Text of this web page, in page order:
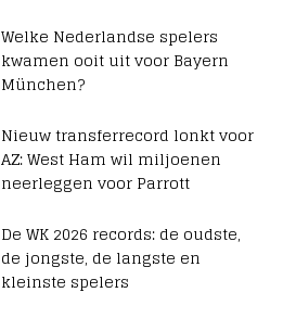
Welke Nederlandse spelers
kwamen ooit uit voor Bayern
München?
Nieuw transferrecord lonkt voor
AZ: West Ham wil miljoenen
neerleggen voor Parrott
De WK 2026 records: de oudste,
de jongste, de langste en
kleinste spelers